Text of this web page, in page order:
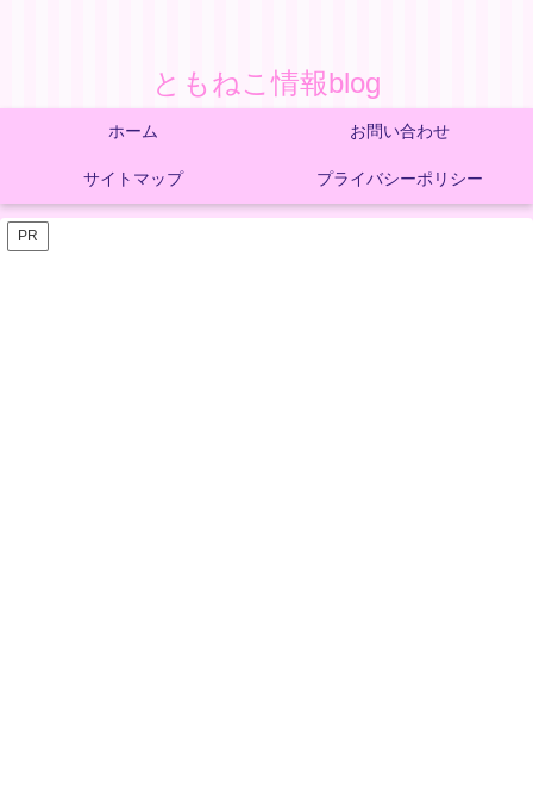
ともねこ情報blog
ホーム お問い合わせ
サイトマップ プライバシーポリシー
PR